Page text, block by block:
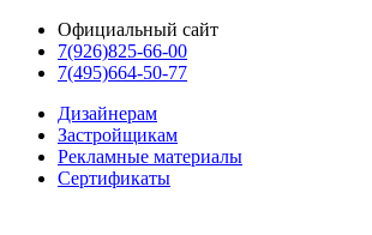
Официальный сайт
7(926)825-66-00
7(495)664-50-77
Дизайнерам
Застройщикам
Рекламные материалы
Сертификаты